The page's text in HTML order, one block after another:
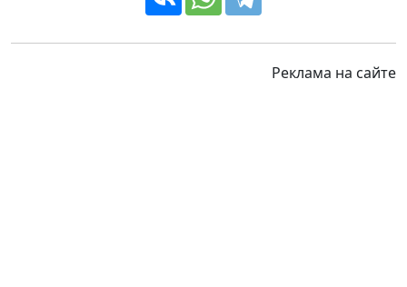
Реклама на сайте